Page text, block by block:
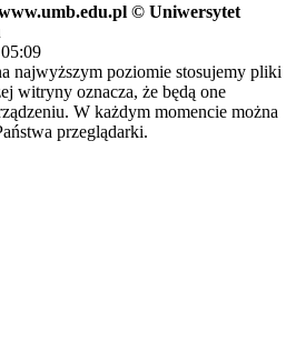
© Uniwersytet
najwyższym poziomie stosujemy pliki
witryny oznacza, że będą one
W każdym momencie można
przeglądarki.